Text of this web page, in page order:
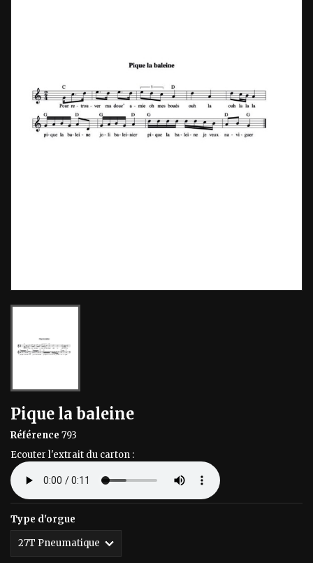
Pique la baleine
Référence 793
Ecouter l'extrait du carton :
Type d'orgue